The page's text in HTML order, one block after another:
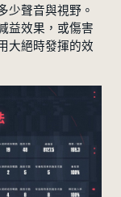
少聲音與視野。
益效果，或傷害
大絕時發揮的效